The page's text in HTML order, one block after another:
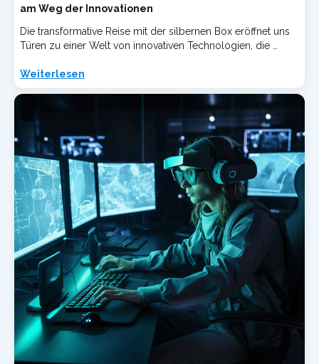
am Weg der Innovationen
Die transformative Reise mit der silbernen Box eröffnet uns
Türen zu einer Welt von innovativen Technologien, die …
Weiterlesen